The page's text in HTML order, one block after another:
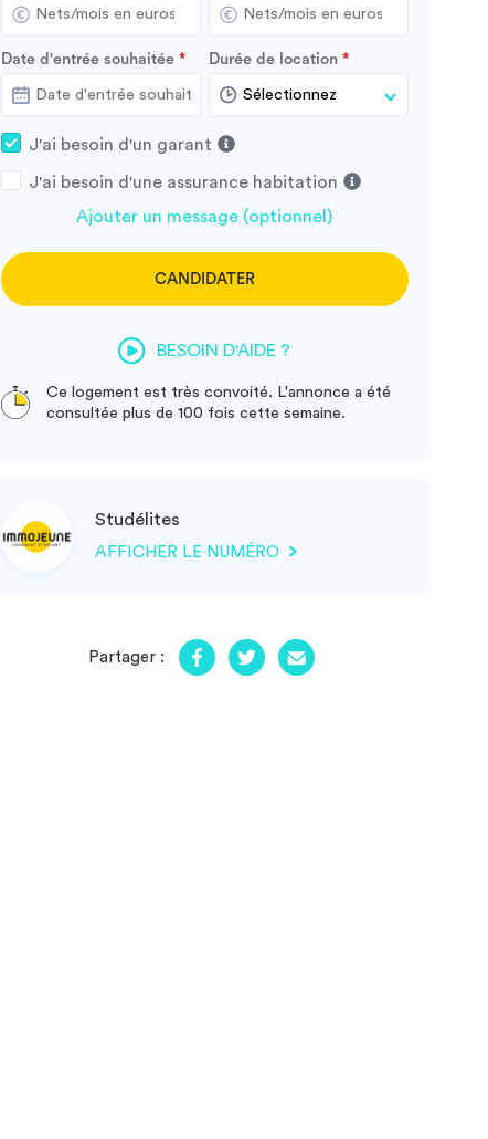
Date d'entrée souhaitée Durée de location
J'ai besoin d'un garant
J'ai besoin d'une assurance habitation
Ajouter un message (optionnel)
CANDIDATER
BESOIN D'AIDE ?
Ce logement est très convoité. L'annonce a été
consultée plus de 100 fois cette semaine.
Studélites
AFFICHER LE NUMÉRO
Partager :